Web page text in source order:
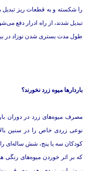
را شكسته و به قطعات ریز تبدیل
تبدیل شدند، از راه ادرار دفع
طول مدت بستری شدن نوزاد در
باردارها میوه زرد نخورند؟
مصرف میوه‌های زرد در دوران
نوعی زردی خاص را در سنین
كودكان سه یا پنج، شش ساله‌ای
كه بر اثر خوردن میوه‌های رنگی